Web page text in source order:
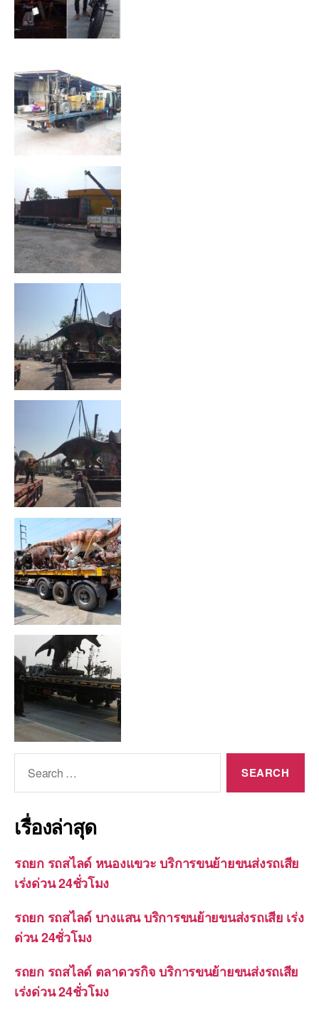
เรื่องล่าสุด
รถยก รถสไลด์ หนองแขวะ บริการขนย้ายขนส่งรถเสีย
เร่งด่วน 24ชั่วโมง
รถยก รถสไลด์ บางแสน บริการขนย้ายขนส่งรถเสีย เร่ง
ด่วน 24ชั่วโมง
รถยก รถสไลด์ ตลาดวรกิจ บริการขนย้ายขนส่งรถเสีย
เร่งด่วน 24ชั่วโมง